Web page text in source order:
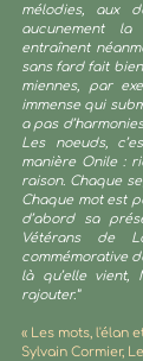
mélodies, aux
aucunement
entraînent
sans fard fait bien
miennes, par
immense qui
a pas
Les noeuds,
manière Onile :
raison. Chaque
Chaque mot est
d’abord sa
Vétérans de
commémorative
là qu’elle vient,
rajouter.”
« Les mots, l'élan
Sylvain Cormier,